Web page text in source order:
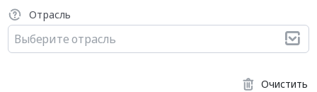
Отрасль
Выберите отрасль
Очистить